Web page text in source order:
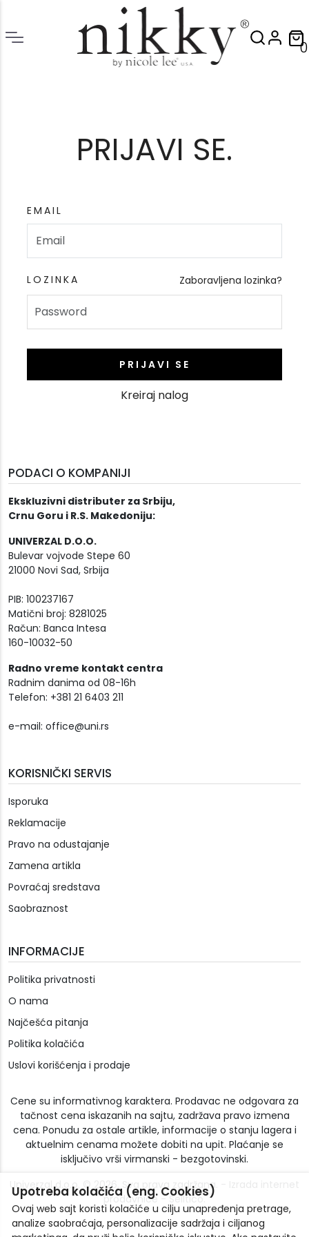
0
PRIJAVI SE.
EMAIL
LOZINKA Zaboravljena lozinka?
PRIJAVI SE
Kreiraj nalog
PODACI O KOMPANIJI
Ekskluzivni distributer za Srbiju,
Crnu Goru i R.S. Makedoniju:
UNIVERZAL D.O.O.
Bulevar vojvode Stepe 60
21000 Novi Sad, Srbija
PIB: 100237167
Matični broj: 8281025
Račun: Banca Intesa
160-10032-50
Radno vreme kontakt centra
Radnim danima od 08-16h
Telefon: +381 21 6403 211
e-mail: office@uni.rs
KORISNIČKI SERVIS
Isporuka
Reklamacije
Pravo na odustajanje
Zamena artikla
Povraćaj sredstava
Saobraznost
INFORMACIJE
Politika privatnosti
O nama
Najčešća pitanja
Politika kolačića
Uslovi korišćenja i prodaje
Cene su informativnog karaktera. Prodavac ne odgovara za
tačnost cena iskazanih na sajtu, zadržava pravo izmena
cena. Ponudu za ostale artikle, informacije o stanju lagera i
aktuelnim cenama možete dobiti na upit. Plaćanje se
isključivo vrši virmanski - bezgotovinski.
Univerzal d.o.o. © 2026. Sva prava zadržana. -
prodavnice -Selltico.
Upotreba kolačića (eng. Cookies)
Ovaj web sajt koristi kolačiće u cilju unapređenja pretrage,
analize saobraćaja, personalizacije sadržaja i ciljanog